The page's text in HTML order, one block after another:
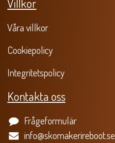
Villkor
Våra villkor
​Cookiepolicy
Integritetspolicy
Kontakta oss
Frågeformulär
info@skomakerireboot.se